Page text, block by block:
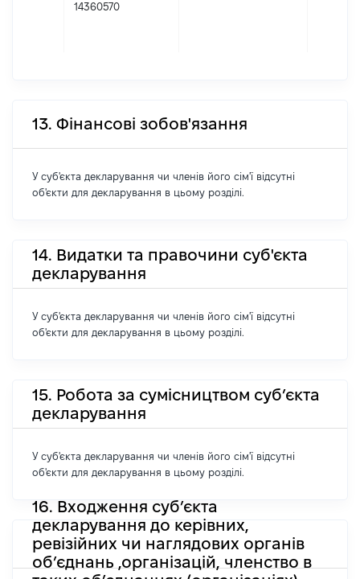
14360570
13. Фінансові зобов'язання
У суб'єкта декларування чи членів його сім'ї відсутні
об'єкти для декларування в цьому розділі.
14. Видатки та правочини суб'єкта
декларування
У суб'єкта декларування чи членів його сім'ї відсутні
об'єкти для декларування в цьому розділі.
15. Робота за сумісництвом суб’єкта
декларування
У суб'єкта декларування чи членів його сім'ї відсутні
об'єкти для декларування в цьому розділі.
16. Входження суб’єкта
декларування до керівних,
ревізійних чи наглядових органів
об’єднань ,організацій, членство в